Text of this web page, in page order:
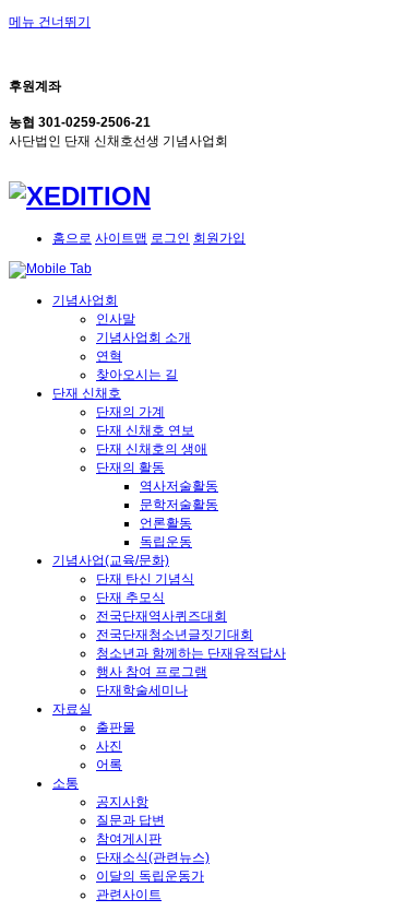
메뉴 건너뛰기
후원계좌
농협 301-0259-2506-21
사단법인 단재 신채호선생 기념사업회
홈으로 사이트맵 로그인 회원가입
기념사업회
인사말
기념사업회 소개
연혁
찾아오시는 길
단재 신채호
단재의 가계
단재 신채호 연보
단재 신채호의 생애
단재의 활동
역사저술활동
문학저술활동
언론활동
독립운동
기념사업(교육/문화)
단재 탄신 기념식
단재 추모식
전국단재역사퀴즈대회
전국단재청소년글짓기대회
청소년과 함께하는 단재유적답사
행사 참여 프로그램
단재학술세미나
자료실
출판물
사진
어록
소통
공지사항
질문과 답변
참여게시판
단재소식(관련뉴스)
이달의 독립운동가
관련사이트